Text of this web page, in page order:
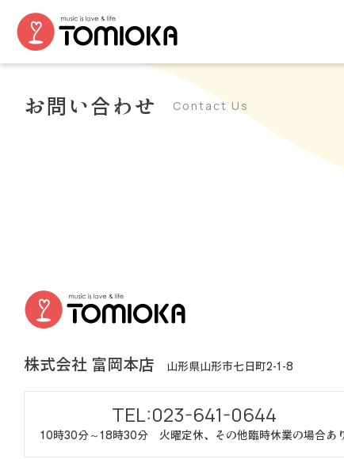
お問い合わせ Contact Us
株式会社 富岡本店 山形県山形市七日町2-1-8
TEL:023-641-0644
10時30分～18時30分 火曜定休、その他臨時休業の場合あ